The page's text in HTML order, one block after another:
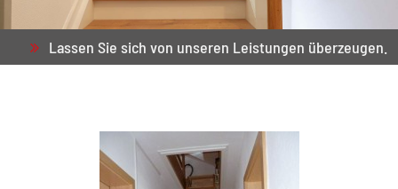
Lassen Sie sich von unseren Leistungen überzeugen.